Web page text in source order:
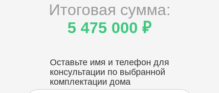
Итоговая сумма:
5 475 000 ₽
Оставьте имя и телефон для
консультации по выбранной
комплектации дома